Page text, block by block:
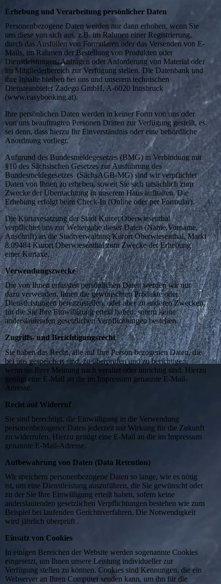
Erhebung und Verarbeitung persönlicher Daten
Personenbezogene Daten werden nur dann erhoben, wenn Sie
uns diese von sich aus, z.B. im Rahmen einer Registrierung,
durch das Ausfüllen von Formularen oder das Versenden von E-
Mails, im Rahmen der Bestellung von Produkten oder
Dienstleistungen, Anfragen oder Anforderung von Material oder
im Mitgliederbereich zur Verfügung stellen. Die Datenbank und
ihre Inhalte bleiben bei uns und unserem technischen
Diensteanbieter Zadego GmbH, A-6020 Innsbruck
(www.easybooking.at).
Ihre persönlichen Daten werden in keiner Form von uns oder
von uns beauftragten Personen Dritten zur Verfügung gestellt, es
sei denn, dass hierzu Ihr Einverständnis oder eine behördliche
Anordnung vorliegt.
Aufgrund des Bundesmeldegesetzes (BMG) in Verbindung mit
§10 des Sächsischen Gesetzes zur Ausführung des
Bundesmeldegesetzes (SächsAGB-MG) sind wir verpflichtet
Daten von Ihnen zu erheben, soweit Sie sich tatsächlich zum
Zwecke der Übernachtung in unserem Haus aufhalten. Die
Erhebung erfolgt beim Check-In (Online oder per Formular).
Die Kurtaxesatzung der Stadt Kurort Oberwiesenthal
verpflichtet uns zur Weitergabe dieser Daten (Name,Vorname,
Anschrift) an die Stadtverwaltung Kurort Oberwiesenthal, Markt
8,09484 Kurort Oberwiesenthal zum Zwecke der Erhebung
einer Kurtaxe.
Verwendungszwecke
Die von Ihnen erfassten persönlichen Daten werden wir nur
dazu verwenden, Ihnen die gewünschten Produkte oder
Dienstleistungen bereitzustellen, oder aber zu anderen Zwecken,
für die Sie Ihre Einwilligung erteilt haben, sofern keine
anderslautenden gesetzlichen Verpflichtungen bestehen.
Zugriffs- und Berichtigungsrecht
Sie haben das Recht, alle auf Ihre Person bezogenen Daten, die
bei uns gespeichert sind, zu überprüfen und zu berichtigen,
wenn sie Ihrer Meinung nach veraltet oder unrichtig sind. Hierzu
genügt eine E-Mail an die im Impressum genannte E-Mail-
Adresse.
Recht auf Widerruf
Sie sind berechtigt, die Einwilligung in die Verwendung
personenbezogener Daten jederzeit mit Wirkung für die Zukunft
zu widerrufen. Hierzu genügt eine E-Mail an die im Impressum
genannte E-Mail-Adresse.
Aufbewahrung von Daten (Data Retention)
Wir speichern personenbezogene Daten so lange, wie es nötig
ist, um eine Dienstleistung auszuführen, die Sie gewünscht oder
zu der Sie Ihre Einwilligung erteilt haben, sofern keine
anderslautenden gesetzlichen Verpflichtungen bestehen wie zum
Beispiel bei laufenden Gerichtsverfahren. Die Notwendigkeit
wird jährlich überprüft .
Einsatz von Cookies
In einigen Bereichen der Website werden sogenannte Cookies
eingesetzt, um Ihnen unsere Leistung individueller zur
Verfügung stellen zu können. Cookies sind Kennungen, die ein
Webserver an Ihren Computer senden kann, um ihn für die